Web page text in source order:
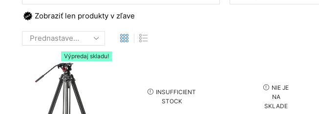
Zobraziť len produkty v zľave
Výpredaj skladu!
INSUFFICIENT
STOCK
NIE JE
NA
SKLADE